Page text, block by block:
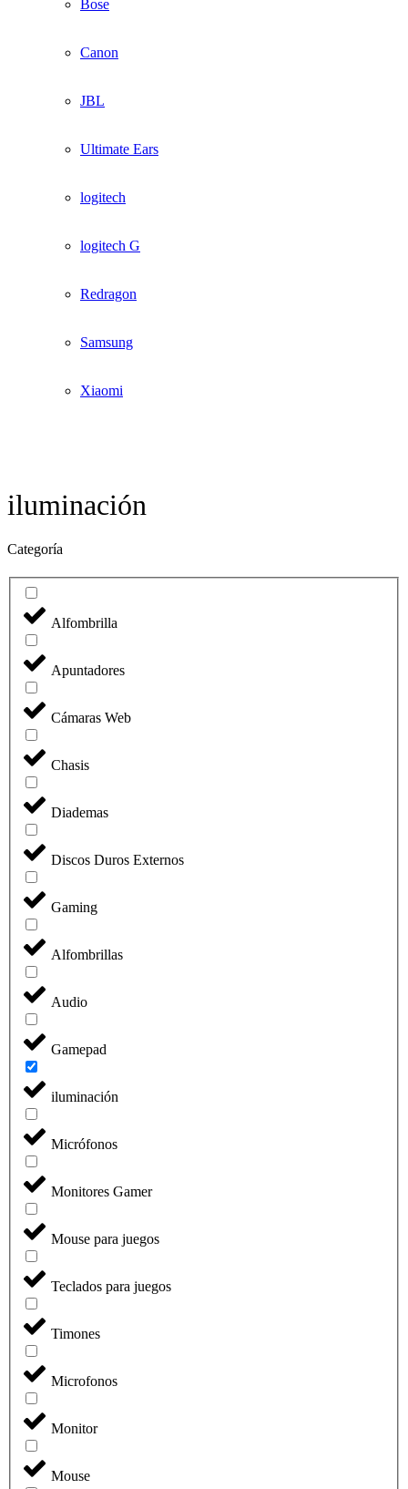
Bose
Canon
JBL
Ultimate Ears
logitech
logitech G
Redragon
Samsung
Xiaomi
iluminación
Categoría
Alfombrilla
Apuntadores
Cámaras Web
Chasis
Diademas
Discos Duros Externos
Gaming
Alfombrillas
Audio
Gamepad
iluminación
Micrófonos
Monitores Gamer
Mouse para juegos
Teclados para juegos
Timones
Microfonos
Monitor
Mouse